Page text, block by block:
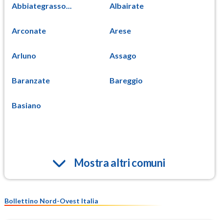
Abbiategrasso... Albairate
Arconate Arese
Arluno Assago
Baranzate Bareggio
Basiano
Mostra altri comuni
Bollettino Nord-Ovest Italia